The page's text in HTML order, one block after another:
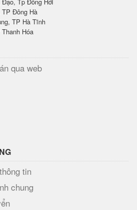
Đạo, Tp Đồng Hới
TP Đông Hà
TP Hà Tĩnh
Hóa
qua web
tin
chung